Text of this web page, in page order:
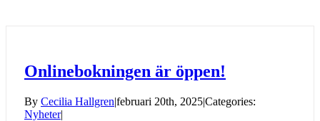
Onlinebokningen är öppen!
By Cecilia Hallgren|februari 20th, 2025|Categories:
Nyheter|